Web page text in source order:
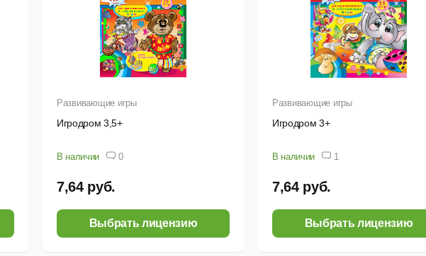
Развивающие игры
Игродром 3,5+
В наличии 0
7,64 руб.
Выбрать лицензию
Развивающие игры
Игродром 3+
В наличии 1
7,64 руб.
Выбрать лицензию